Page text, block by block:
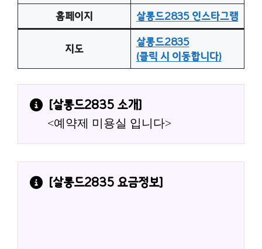
홈페이지
살롱드2835 인스타그램
지도
살롱드2835
(클릭 시 이동합니다)
[살롱드2835 소개]
<예약제 미용실 입니다>
[살롱드2835 요금정보]